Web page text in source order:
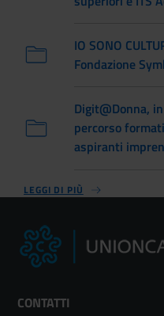
IO SONO
Fondazione
Digit@Donna,
percorso
aspiranti
LEGGI DI PIÙ
CONTATTI